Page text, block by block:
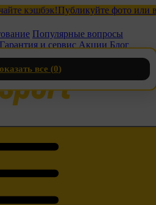
Публикуйте фото или
Популярные вопросы
Гарантия и сервис Акции Блог
все (0)